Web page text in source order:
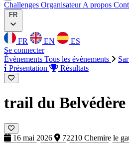
Challenges OrganisateurA propos
FR
FR EN
ES
Se connecter
Évènements Tous les évènements
Présentation
Résultats
trail du Belvédère
16 mai 2026 72210 Chemire le